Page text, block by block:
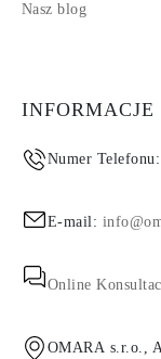
Nasz blog
Numer Telefonu:
E-mail:
Online
OMARA s.r.o.,